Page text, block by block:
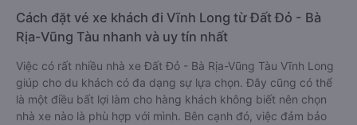
Cách đặt vé xe khách đi Vĩnh Long từ Đất Đỏ - Bà
Rịa-Vũng Tàu nhanh và uy tín nhất
Việc có rất nhiều nhà xe Đất Đỏ - Bà Rịa-Vũng Tàu Vĩnh Long
giúp cho du khách có đa dạng sự lựa chọn. Đây cũng có thể
là một điều bất lợi làm cho hàng khách không biết nên chọn
nhà xe nào là phù hợp với mình. Bên cạnh đó, việc đảm bảo